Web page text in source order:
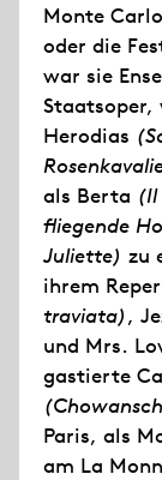
Monte
oder die
war sie
Staatsoper,
Herodias
als Berta (Il
fliegende
Juliette) zu
ihrem
traviata),
und Mrs.
gastierte
Paris, als
am La